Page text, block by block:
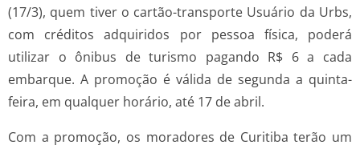
(17/3), quem tiver o cartão-transporte Usuário da Urbs,
com créditos adquiridos por pessoa física, poderá
utilizar o ônibus de turismo pagando R$ 6 a cada
embarque. A promoção é válida de segunda a quinta-
feira, em qualquer horário, até 17 de abril.
Com a promoção, os moradores de Curitiba terão um